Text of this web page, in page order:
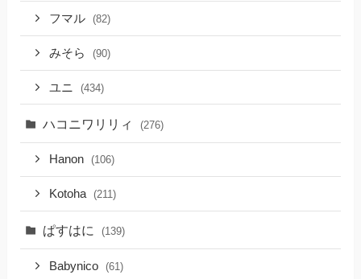
フマル (82)
みそら (90)
ユニ (434)
ハコニワリリィ (276)
Hanon (106)
Kotoha (211)
ぱすはに (139)
Babynico (61)